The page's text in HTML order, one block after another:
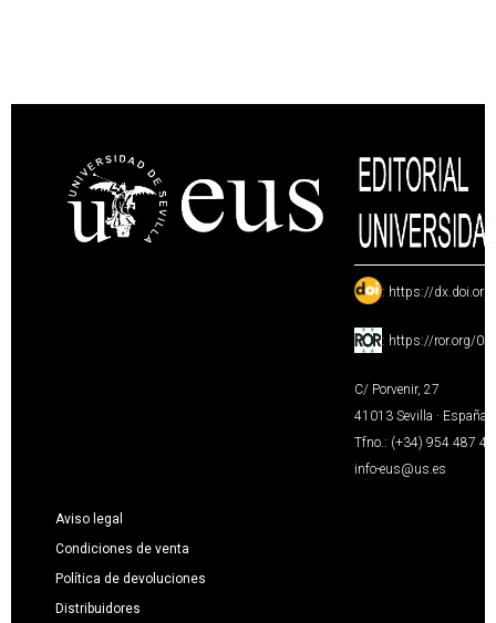
: https://
: https://ror.org/
C/ Porvenir, 27
41013 Sevilla · España
Tfno.: (+34) 954 487
info-eus@us.es
Aviso legal
Condiciones de venta
Política de devoluciones
Distribuidores